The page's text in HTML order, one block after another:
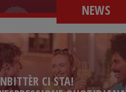
NEWS
CI STA!